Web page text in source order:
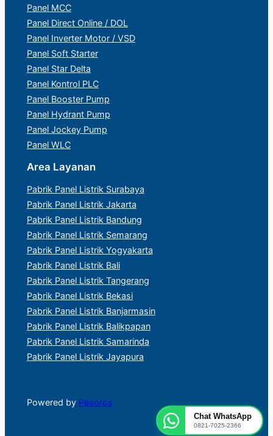
Chat WhatsApp
0821-7025-2366
Panel MCC
Panel Direct Online / DOL
Panel Inverter Motor / VSD
Panel Soft Starter
Panel Star Delta
Panel Kontrol PLC
Panel Booster Pump
Panel Hydrant Pump
Panel Jockey Pump
Panel WLC
Area Layanan
Pabrik Panel Listrik Surabaya
Pabrik Panel Listrik Jakarta
Pabrik Panel Listrik Bandung
Pabrik Panel Listrik Semarang
Pabrik Panel Listrik Yogyakarta
Pabrik Panel Listrik Bali
Pabrik Panel Listrik Tangerang
Pabrik Panel Listrik Bekasi
Pabrik Panel Listrik Banjarmasin
Pabrik Panel Listrik Balikpapan
Pabrik Panel Listrik Samarinda
Pabrik Panel Listrik Jayapura
Powered by Pesoros